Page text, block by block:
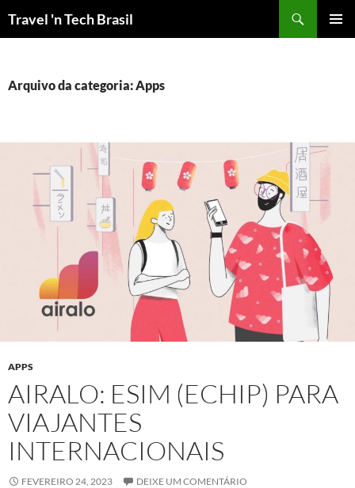
para
Travel 'n Tech Brasil
Arquivo da categoria: Apps
APPS
AIRALO: ESIM (ECHIP) PARA
VIAJANTES
INTERNACIONAIS
FEVEREIRO 24, 2023 DEIXE UM COMENTÁRIO